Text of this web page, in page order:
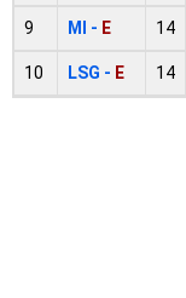
9 MI - E 14
10 LSG - E 14